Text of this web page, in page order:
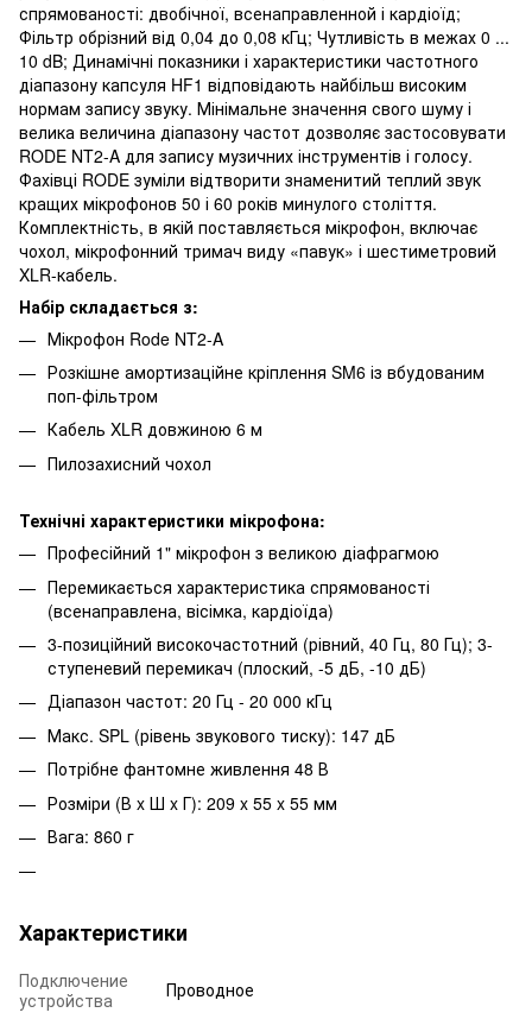
спрямованості: двобічної, всенаправленной і кардіоїд;
Фільтр обрізний від 0,04 до 0,08 кГц; Чутливість в межах 0 ...
10 dB; Динамічні показники і характеристики частотного
діапазону капсуля HF1 відповідають найбільш високим
нормам запису звуку. Мінімальне значення свого шуму і
велика величина діапазону частот дозволяє застосовувати
RODE NT2-A для запису музичних інструментів і голосу.
Фахівці RODE зуміли відтворити знаменитий теплий звук
кращих мікрофонов 50 і 60 років минулого століття.
Комплектність, в якій поставляється мікрофон, включає
чохол, мікрофонний тримач виду «павук» і шестиметровий
XLR-кабель.
Набір складається з:
Мікрофон Rode NT2-A
Розкішне амортизаційне кріплення SM6 із вбудованим
поп-фільтром
Кабель XLR довжиною 6 м
Пилозахисний чохол
Технічні характеристики мікрофона:
Професійний 1" мікрофон з великою діафрагмою
Перемикається характеристика спрямованості
(всенаправлена, вісімка, кардіоїда)
3-позиційний високочастотний (рівний, 40 Гц, 80 Гц); 3-
ступеневий перемикач (плоский, -5 дБ, -10 дБ)
Діапазон частот: 20 Гц - 20 000 кГц
Макс. SPL (рівень звукового тиску): 147 дБ
Потрібне фантомне живлення 48 В
Розміри (В x Ш x Г): 209 x 55 x 55 мм
Вага: 860 г
Характеристики
Подключение
устройства
Проводное